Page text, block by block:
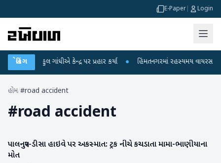
E-Paper Login
બ્રેકિંગ
પર રાહુલ ગાંધીએ કેન્દ્ર પર પ્રહાર કર્યા ● હિંમતનગરમાં રહસ્યમય વાયરસ કે
હોમ/#road accident
#road accident
બનાસકાંઠા
પાલનપુર-ડીસા હાઇવે પર અકસ્માત: ટ્રક નીચે કચડાતા મામા-ભાણીયાના
મોત